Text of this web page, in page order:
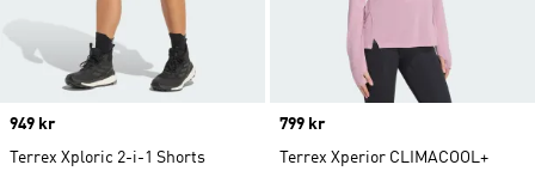
Price
949 kr
Terrex Xploric 2-i-1 Shorts
Price
799 kr
Terrex Xperior CLIMACOOL+